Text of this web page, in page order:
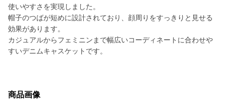
使いやすさを実現しました。
帽子のつばが短めに設計されており、顔周りをすっきりと見せる
効果があります。
カジュアルからフェミニンまで幅広いコーディネートに合わせや
すいデニムキャスケットです。
商品画像